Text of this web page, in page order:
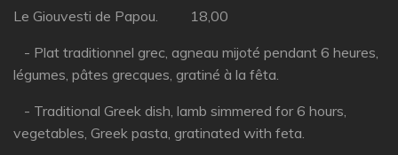
Le Giouvesti de Papou. 18,00
- Plat traditionnel grec, agneau mijoté pendant 6 heures,
légumes, pâtes grecques, gratiné à la fêta.
- Traditional Greek dish, lamb simmered for 6 hours,
vegetables, Greek pasta, gratinated with feta.